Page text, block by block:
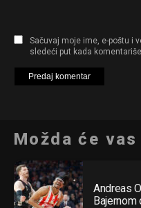
Sačuvaj moje ime, e-poštu i
sledeći put kada
Možda će
Andreas
Bajernom